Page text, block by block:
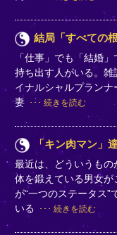
結局「すべての
「仕事」でも「結婚」
持ち出す人がいる。
イナルシャルプランナ
妻
続きを読む
「キン肉マン」
最近は、どういうもの
体を鍛えている男女が
が“一つのステータス”
いる
続きを読む